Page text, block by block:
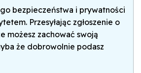
bezpieczeństwa i prywatności
Przesyłając zgłoszenie o
możesz zachować swoją
że dobrowolnie podasz